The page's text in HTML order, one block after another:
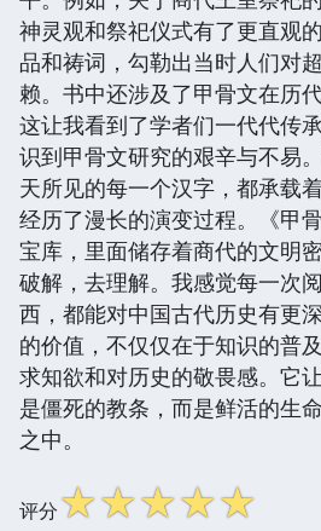
神灵观和祭祀仪式有了更直观
品和祷词，勾勒出当时人们对
赖。书中还涉及了甲骨文在历
这让我看到了学者们一代代传
识到甲骨文研究的艰辛与不易
天所见的每一个汉字，都承载
经历了漫长的演变过程。《甲
宝库，里面储存着商代的文明
破解，去理解。我感觉每一次
西，都能对中国古代历史有更
的价值，不仅仅在于知识的普
求知欲和对历史的敬畏感。它
是僵死的教条，而是鲜活的生
之中。
评分☆☆☆☆☆